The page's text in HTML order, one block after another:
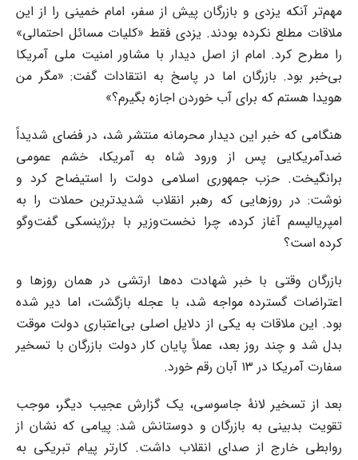
مهم‌تر آنکه یزدی و بازرگان پیش از سفر، امام خمینی را از این
ملاقات مطلع نکرده بودند. یزدی فقط «کلیات مسائل احتمالی»
را مطرح کرد. امام از اصل دیدار با مشاور امنیت ملی آمریکا
بی‌خبر بود. بازرگان اما در پاسخ به انتقادات گفت: «مگر من
هویدا هستم که برای آب خوردن اجازه بگیرم؟»
هنگامی که خبر این دیدار محرمانه منتشر شد، در فضای شدیداً
ضدآمریکایی پس از ورود شاه به آمریکا، خشم عمومی
برانگیخت. حزب جمهوری اسلامی دولت را استیضاح کرد و
نوشت: در روزهایی که رهبر انقلاب شدیدترین حملات را به
امپریالیسم آغاز کرده، چرا نخست‌وزیر با برژینسکی گفت‌وگو
کرده است؟
بازرگان وقتی با خبر شهادت ده‌ها ارتشی در همان روزها و
اعتراضات گسترده مواجه شد، با عجله بازگشت، اما دیر شده
بود. این ملاقات به یکی از دلایل اصلی بی‌اعتباری دولت موقت
بدل شد و چند روز بعد، عملاً پایان کار دولت بازرگان با تسخیر
سفارت آمریکا در ۱۳ آبان رقم خورد.
بعد از تسخیر لانۀ جاسوسی، یک گزارش عجیب دیگر، موجب
تقویت بدبینی به بازرگان و دوستانش شد: پیامی که نشان از
روابطی خارج از صدای انقلاب داشت. کارتر پیام تبریکی به